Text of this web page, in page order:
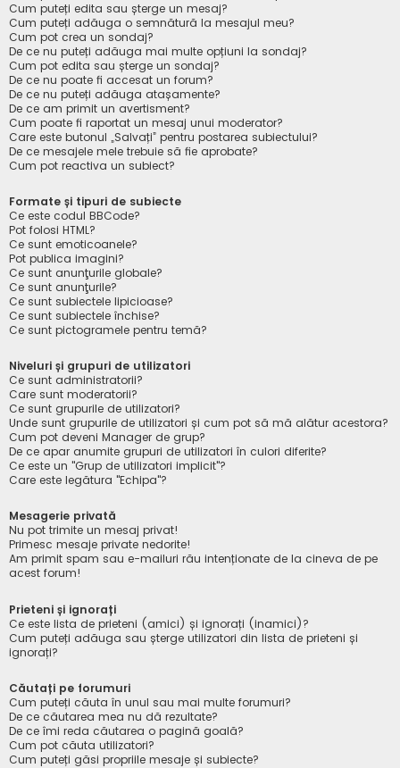
Cum puteți edita sau șterge un mesaj?
Cum puteți adăuga o semnătură la mesajul meu?
Cum pot crea un sondaj?
De ce nu puteți adăuga mai multe opțiuni la sondaj?
Cum pot edita sau șterge un sondaj?
De ce nu poate fi accesat un forum?
De ce nu puteți adăuga atașamente?
De ce am primit un avertisment?
Cum poate fi raportat un mesaj unui moderator?
Care este butonul „Salvați” pentru postarea subiectului?
De ce mesajele mele trebuie să fie aprobate?
Cum pot reactiva un subiect?
Formate și tipuri de subiecte
Ce este codul BBCode?
Pot folosi HTML?
Ce sunt emoticoanele?
Pot publica imagini?
Ce sunt anunţurile globale?
Ce sunt anunţurile?
Ce sunt subiectele lipicioase?
Ce sunt subiectele închise?
Ce sunt pictogramele pentru temă?
Niveluri și grupuri de utilizatori
Ce sunt administratorii?
Care sunt moderatorii?
Ce sunt grupurile de utilizatori?
Unde sunt grupurile de utilizatori și cum pot să mă alătur acestora?
Cum pot deveni Manager de grup?
De ce apar anumite grupuri de utilizatori în culori diferite?
Ce este un "Grup de utilizatori implicit"?
Care este legătura "Echipa"?
Mesagerie privată
Nu pot trimite un mesaj privat!
Primesc mesaje private nedorite!
Am primit spam sau e-mailuri rău intenționate de la cineva de pe
acest forum!
Prieteni și ignorați
Ce este lista de prieteni (amici) și ignorați (inamici)?
Cum puteți adăuga sau șterge utilizatori din lista de prieteni și
ignorați?
Căutați pe forumuri
Cum puteți căuta în unul sau mai multe forumuri?
De ce căutarea mea nu dă rezultate?
De ce îmi reda căutarea o pagină goală?
Cum pot căuta utilizatori?
Cum puteți găsi propriile mesaje și subiecte?